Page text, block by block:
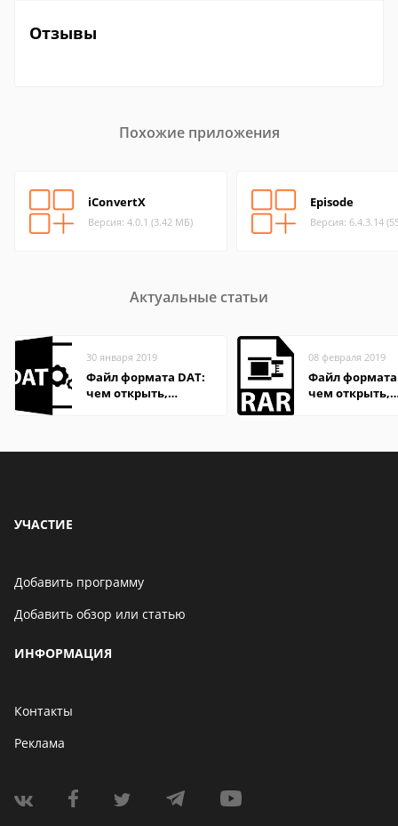
Отзывы
Похожие приложения
iConvertX
Версия: 4.0.1 (3.42 МБ)
Episode
Версия: 6.4.3.14
Актуальные статьи
30 января 2019
Файл формата DAT:
чем открыть,
08 февраля 2019
Файл формата
чем открыть,
УЧАСТИЕ
Добавить программу
Добавить обзор или статью
ИНФОРМАЦИЯ
Контакты
Реклама